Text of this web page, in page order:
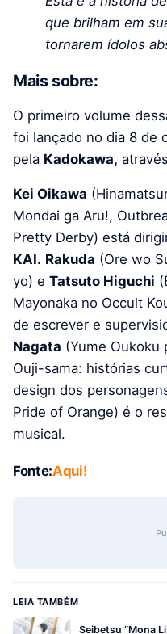
que brilham em
tornarem ídolos
Mais sobre:
O primeiro volume
foi lançado no dia 8 de
pela Kadokawa,
Kei Oikawa
Mondai ga Aru!,
Pretty Derby) está
KAI. Rakuda (Ore wo
yo) e Tatsuto Higuchi
Mayonaka no Occult
de escrever e
Nagata (Yume Oukoku
Ouji-sama: histórias
design dos
Pride of Orange) é o
musical.
Fonte:Aqui!
LEIA TAMBÉM
Seibetsu “Mona